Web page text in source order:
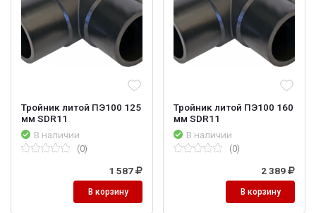
Тройник литой ПЭ100 125
мм SDR11
В наличии
(0)
1 587
В корзину
Тройник литой ПЭ100 160
мм SDR11
В наличии
(0)
2 389
В корзину